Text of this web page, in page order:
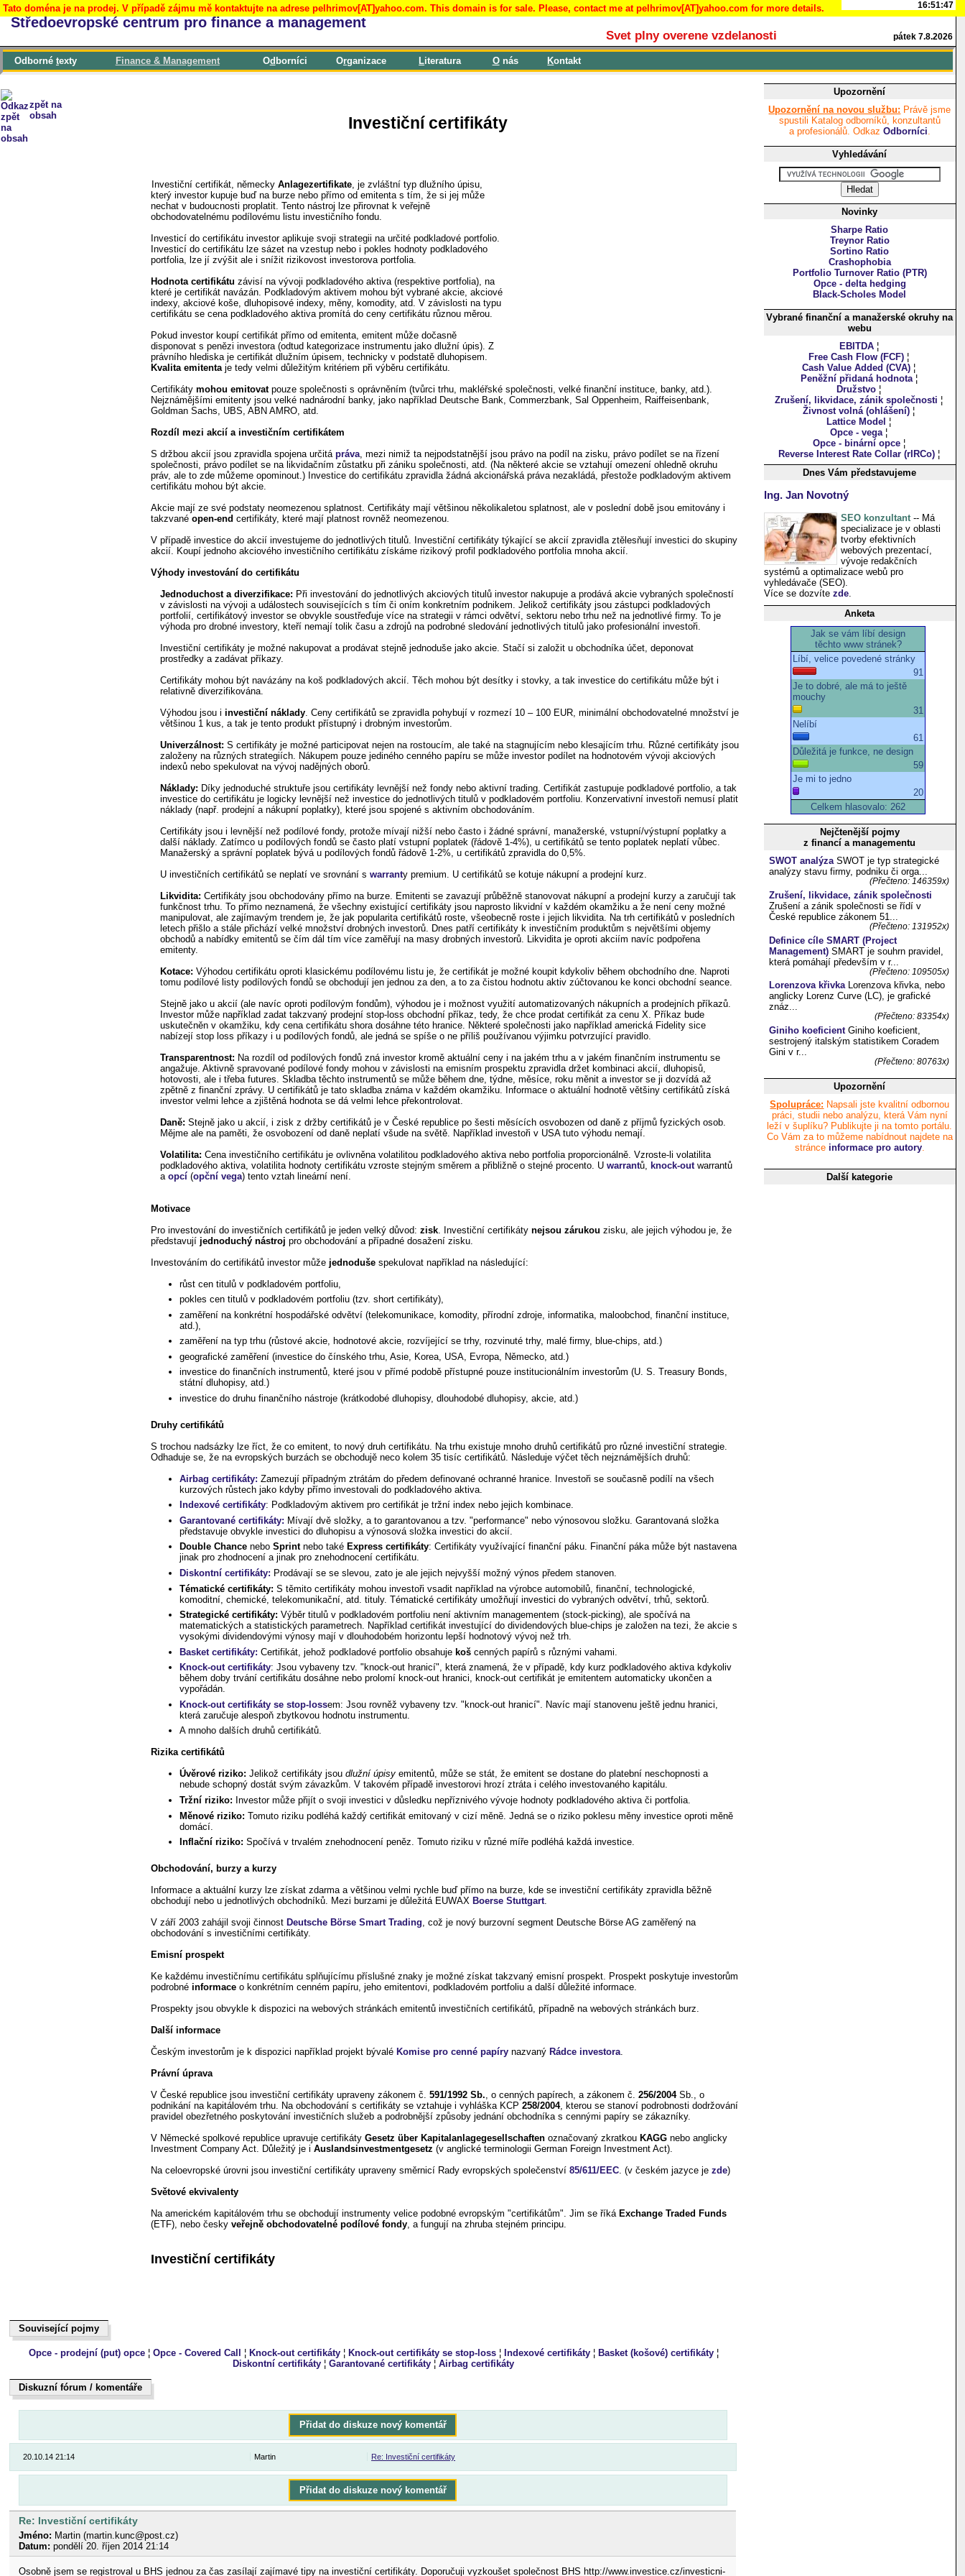
Tato doména je na prodej. V případě zájmu mě kontaktujte na adrese pelhrimov[AT]yahoo.com. This domain is for sale. Please, contact me at pelhrimov[AT]yahoo.com for more details.
Středoevropské centrum pro finance a management
Svet plny overene vzdelanosti pátek 7.8.2026
Odborné texty Finance & Management Od borníci Organizace Literatura Onás Kontakt
zpět na
obsah
Investiční certifikáty
Investiční certifikát, německyAnlagezertifikate , je zvláštní typ dlužního úpisu,
který investor kupuje buď na burze nebo přímo od emitenta s tím, že si jej může
nechat v budoucnosti proplatit. Tento nástroj lze přirovnat k veřejně
obchodovatelnému podílovému listu investičního fondu.
Investicí do certifikátu investor aplikuje svoji strategii na určité podkladové portfolio.
Investicí do certifikátu lze sázet na vzestup nebo i pokles hodnoty podkladového
portfolia, lze jí zvýšit ale i snížit rizikovost investorova portfolia.
Hodnota certifikátu závisí na vývoji podkladového aktiva (respektive portfolia), na
které je certifikát navázán. Podkladovým aktivem mohou být vybrané akcie, akciové
indexy, akciové koše, dluhopisové indexy, měny, komodity, atd. V závislosti na typu
certifikátu se cena podkladového aktiva promítá do ceny certifikátu různou měrou.
Pokud investor koupí certifikát přímo od emitenta, emitent může dočasně
disponovat s penězi investora (odtud kategorizace instrumentu jako dlužní úpis). Z
právního hlediska je certifikát dlužním úpisem, technicky v podstatě dluhopisem.
Kvalita emitenta je tedy velmi důležitým kritériem při výběru certifikátu.
Certifikátymohou emitovatpouze společnosti s oprávněním (tvůrci trhu, makléřské společnosti, velké finanční instituce, banky, atd.).
Nejznámějšími emitenty jsou velké nadnárodní banky, jako například Deutsche Bank, Commerzbank, Sal Oppenheim, Raiffeisenbank,
Goldman Sachs, UBS, ABN AMRO, atd.
Rozdíl mezi akcií a investičním certifikátem
S držbou akcií jsou zpravidla spojena určitápráva , mezi nimiž ta nejpodstatnější jsou právo na podíl na zisku, právo podílet se na řízení
společnosti, právo podílet se na likvidačním zůstatku při zániku společnosti, atd. (Na některé akcie se vztahují omezení ohledně okruhu
práv, ale to zde můžeme opominout.) Investice do certifikátu zpravidla žádná akcionářská práva nezakládá, přestože podkladovým aktivem
certifikátu mohou být akcie.
Akcie mají ze své podstaty neomezenou splatnost. Certifikáty mají většinou několikaletou splatnost, ale v poslední době jsou emitovány i
takzvanéopen-end certifikáty, které mají platnost rovněž neomezenou.
V případě investice do akcií investujeme do jednotlivých titulů. Investiční certifikáty týkající se akcií zpravidla ztělesňují investici do skupiny
akcií. Koupí jednoho akciového investičního certifikátu získáme rizikový profil podkladového portfolia mnoha akcií.
Výhody investování do certifikátu
Jednoduchost a diverzifikace: Při investování do jednotlivých akciových titulů investor nakupuje a prodává akcie vybraných společností
v závislosti na vývoji a událostech souvisejících s tím či oním konkretním podnikem. Jelikož certifikáty jsou zástupci podkladových
portfolií, certifikátový investor se obvykle soustřeďuje více na strategii v rámci odvětví, sektoru nebo trhu než na jednotlivé firmy. To je
výhoda pro drobné investory, kteří nemají tolik času a zdrojů na podrobné sledování jednotlivých titulů jako profesionální investoři.
Investiční certifikáty je možné nakupovat a prodávat stejně jednoduše jako akcie. Stačí si založit u obchodníka účet, deponovat
prostředky a zadávat příkazy.
Certifikáty mohou být navázány na koš podkladových akcií. Těch mohou být desítky i stovky, a tak investice do certifikátu může být i
relativně diverzifikována.
Výhodou jsou iinvestiční náklady . Ceny certifikátů se zpravidla pohybují v rozmezí 10 – 100 EUR, minimální obchodovatelné množství je
většinou 1 kus, a tak je tento produkt přístupný i drobným investorům.
Univerzálnost: S certifikáty je možné participovat nejen na rostoucím, ale také na stagnujícím nebo klesajícím trhu. Různé certifikáty jsou
založeny na různých strategiích. Nákupem pouze jediného cenného papíru se může investor podílet na hodnotovém vývoji akciových
indexů nebo spekulovat na vývoj nadějných oborů.
Náklady: Díky jednoduché struktuře jsou certifikáty levnější než fondy nebo aktivní trading. Certifikát zastupuje podkladové portfolio, a tak
investice do certifikátu je logicky levnější než investice do jednotlivých titulů v podkladovém portfoliu. Konzervativní investoři nemusí platit
náklady (např. prodejní a nákupní poplatky), které jsou spojené s aktivním obchodováním.
Certifikáty jsou i levnější než podílové fondy, protože mívají nižší nebo často i žádné správní, manažerské, vstupní/výstupní poplatky a
další náklady. Zatímco u podílových fondů se často platí vstupní poplatek (řádově 1-4%), u certifikátů se tento poplatek neplatí vůbec.
Manažerský a správní poplatek bývá u podílových fondů řádově 1-2%, u certifikátů zpravidla do 0,5%.
U investičních certifikátů se neplatí ve srovnání swarranty premium. U certifikátů se kotuje nákupní a prodejní kurz.
Likvidita: Certifikáty jsou obchodovány přímo na burze. Emitenti se zavazují průběžně stanovovat nákupní a prodejní kurzy a zaručují tak
funkčnost trhu. To přímo neznamená, že všechny existující certifikáty jsou naprosto likvidní v každém okamžiku a že není ceny možné
manipulovat, ale zajímavým trendem je, že jak popularita certifikátů roste, všeobecně roste i jejich likvidita. Na trh certifikátů v posledních
letech přišlo a stále přichází velké množství drobných investorů. Dnes patří certifikáty k investičním produktům s největšími objemy
obchodů a nabídky emitentů se čím dál tím více zaměřují na masy drobných investorů. Likvidita je oproti akciím navíc podpořena
emitenty.
Kotace: Výhodou certifikátu oproti klasickému podílovému listu je, že certifikát je možné koupit kdykoliv během obchodního dne. Naproti
tomu podílové listy podílových fondů se obchodují jen jednou za den, a to za čistou hodnotu aktiv zúčtovanou ke konci obchodní seance.
Stejně jako u akcií (ale navíc oproti podílovým fondům), výhodou je i možnost využití automatizovaných nákupních a prodejních příkazů.
Investor může například zadat takzvaný prodejní stop-loss obchodní příkaz, tedy, že chce prodat certifikát za cenu X. Příkaz bude
uskutečněn v okamžiku, kdy cena certifikátu shora dosáhne této hranice. Některé společnosti jako například americká Fidelity sice
nabízejí stop loss příkazy i u podílových fondů, ale jedná se spíše o ne příliš používanou výjimku potvrzující pravidlo.
Transparentnost: Na rozdíl od podílových fondů zná investor kromě aktuální ceny i na jakém trhu a v jakém finančním instrumentu se
angažuje. Aktivně spravované podílové fondy mohou v závislosti na emisním prospektu zpravidla držet kombinaci akcií, dluhopisů,
hotovosti, ale i třeba futures. Skladba těchto instrumentů se může během dne, týdne, měsíce, roku měnit a investor se ji dozvídá až
zpětně z finanční zprávy. U certifikátů je tato skladba známa v každém okamžiku. Informace o aktuální hodnotě většiny certifikátů získá
investor velmi lehce a zjištěná hodnota se dá velmi lehce překontrolovat.
Daně: Stejně jako u akcií, i zisk z držby certifikátů je v České republice po šesti měsících osvobozen od daně z příjmů fyzických osob.
Mějme ale na paměti, že osvobození od daně neplatí všude na světě. Například investoři v USA tuto výhodu nemají.
Volatilita: Cena investičního certifikátu je ovlivněna volatilitou podkladového aktiva nebo portfolia proporcionálně. Vzroste-li volatilita
podkladového aktiva, volatilita hodnoty certifikátu vzroste stejným směrem a přibližně o stejné procento. Uwarrantů, knock-out warrantů
aopcí (opční vega) tento vztah lineární není.
Motivace
Pro investování do investičních certifikátů je jeden velký důvod:zisk . Investiční certifikátynejsou zárukou zisku, ale jejich výhodou je, že
představují jednoduchý nástroj pro obchodování a případné dosažení zisku.
Investováním do certifikátů investor může jednoduše spekulovat například na následující:
růst cen titulů v podkladovém portfoliu,
pokles cen titulů v podkladovém portfoliu (tzv. short certifikáty),
zaměření na konkrétní hospodářské odvětví (telekomunikace, komodity, přírodní zdroje, informatika, maloobchod, finanční instituce,
atd.),
zaměření na typ trhu (růstové akcie, hodnotové akcie, rozvíjející se trhy, rozvinuté trhy, malé firmy, blue-chips, atd.)
geografické zaměření (investice do čínského trhu, Asie, Korea, USA, Evropa, Německo, atd.)
investice do finančních instrumentů, které jsou v přímé podobě přístupné pouze institucionálním investorům (U. S. Treasury Bonds,
státní dluhopisy, atd.)
investice do druhu finančního nástroje (krátkodobé dluhopisy, dlouhodobé dluhopisy, akcie, atd.)
Druhy certifikátů
S trochou nadsázky lze říct, že co emitent, to nový druh certifikátu. Na trhu existuje mnoho druhů certifikátů pro různé investiční strategie.
Odhaduje se, že na evropských burzách se obchodujě neco kolem 35 tisíc certifikátů. Následuje výčet těch nejznámějších druhů:
Airbag certifikáty: Zamezují případným ztrátám do předem definované ochranné hranice. Investoři se současně podílí na všech
kurzových růstech jako kdyby přímo investovali do podkladového aktiva.
Indexové certifikáty: Podkladovým aktivem pro certifikát je tržní index nebo jejich kombinace.
Garantované certifikáty: Mívají dvě složky, a to garantovanou a tzv. "performance" nebo výnosovou složku. Garantovaná složka
představuje obvykle investici do dluhopisu a výnosová složka investici do akcií.
Double Chance neboSprintnebo také Express certifikáty: Certifikáty využívající finanční páku. Finanční páka může být nastavena
jinak pro zhodnocení a jinak pro znehodnocení certifikátu.
Diskontní certifikáty: Prodávají se se slevou, zato je ale jejich nejvyšší možný výnos předem stanoven.
Tématické certifikáty: S těmito certifikáty mohou investoři vsadit například na výrobce automobilů, finanční, technologické,
komoditní, chemické, telekomunikační, atd. tituly. Tématické certifikáty umožňují investici do vybraných odvětví, trhů, sektorů.
Strategické certifikáty: Výběr titulů v podkladovém portfoliu není aktivním managementem (stock-picking), ale spočívá na
matematických a statistických parametrech. Například certifikát investující do dividendových blue-chips je založen na tezi, že akcie s
vysokými dividendovými výnosy mají v dlouhodobém horizontu lepší hodnotový vývoj než trh.
Basket certifikáty: Certifikát, jehož podkladové portfolio obsahujekoš cenných papírů s různými vahami.
Knock-out certifikáty: Jsou vybaveny tzv. "knock-out hranicí", která znamená, že v případě, kdy kurz podkladového aktiva kdykoliv
během doby trvání certifikátu dosáhne nebo prolomí knock-out hranici, knock-out certifikát je emitentem automaticky ukončen a
vypořádán.
Knock-out certifikáty se stop-lossem: Jsou rovněž vybaveny tzv. "knock-out hranicí". Navíc mají stanovenu ještě jednu hranici,
která zaručuje alespoň zbytkovou hodnotu instrumentu.
A mnoho dalších druhů certifikátů.
Rizika certifikátů
Úvěrové riziko: Jelikož certifikáty jsoudlužní úpisy emitentů, může se stát, že emitent se dostane do platební neschopnosti a
nebude schopný dostát svým závazkům. V takovém případě investorovi hrozí ztráta i celého investovaného kapitálu.
Tržní riziko: Investor může přijít o svoji investici v důsledku nepříznivého vývoje hodnoty podkladového aktiva či portfolia.
Měnové riziko: Tomuto riziku podléhá každý certifikát emitovaný v cizí měně. Jedná se o riziko poklesu měny investice oproti měně
domácí.
Inflační riziko: Spočívá v trvalém znehodnocení peněz. Tomuto riziku v různé míře podléhá každá investice.
Obchodování, burzy a kurzy
Informace a aktuální kurzy lze získat zdarma a většinou velmi rychle buď přímo na burze, kde se investiční certifikáty zpravidla běžně
obchodují nebo u jednotlivých obchodníků. Mezi burzami je důležitá EUWAXBoerse Stuttgart
V září 2003 zahájil svoji činnostDeutsche Börse Smart Trading , což je nový burzovní segment Deutsche Börse AG zaměřený na
obchodování s investičními certifikáty.
Emisní prospekt
Ke každému investičnímu certifikátu splňujícímu příslušné znaky je možné získat takzvaný emisní prospekt. Prospekt poskytuje investorům
podrobnéinformace o konkrétním cenném papíru, jeho emitentovi, podkladovém portfoliu a další důležité informace.
Prospekty jsou obvykle k dispozici na webových stránkách emitentů investičních certifikátů, případně na webových stránkách burz.
Další informace
Českým investorům je k dispozici například projekt bývaléKomise pro cenné papíry nazvanýRádce investora
Právní úprava
V České republice jsou investiční certifikáty upraveny zákonem č.591/1992 Sb. , o cenných papírech, a zákonem č.256/2004Sb., o
podnikání na kapitálovém trhu. Na obchodování s certifikáty se vztahuje i vyhláška KCP258/2004, kterou se stanoví podrobnosti dodržování
pravidel obezřetného poskytování investičních služeb a podrobnější způsoby jednání obchodníka s cennými papíry se zákazníky.
V Německé spolkové republice upravuje certifikátyGesetz über Kapitalanlagegesellschaften označovaný zkratkouKAGG nebo anglicky
Investment Company Act. Důležitý je iAuslandsinvestmentgesetz (v anglické terminologii German Foreign Investment Act).
Na celoevropské úrovni jsou investiční certifikáty upraveny směrnicí Rady evropských společenství85/611/EEC . (v českém jazyce jezde)
Světové ekvivalenty
Na americkém kapitálovém trhu se obchodují instrumenty velice podobné evropským "certifikátům". Jim se říkáExchange Traded Funds
(ETF), nebo českyveřejně obchodovatelné podílové fondy , a fungují na zhruba stejném principu.
Investiční certifikáty
Související pojmy
Související pojmy
Opce - prodejní (put) opce¦ Opce - Covered Call ¦ Knock-out certifikáty¦ Knock-out certifikáty se stop-loss¦ Indexové certifikáty¦ Basket (košové) certifikáty¦
Diskontní certifikáty ¦Garantované certifikáty ¦Airbag certifikáty
Diskuzní fórum / komentáře
Dukiszín fmóur / kteoeřnám
Přidat do diskuze nový komentář
20.10.14 21:14 Martin Re: Investiční certifikáty
Přidat do diskuze nový komentář
Re: Investiční certifikáty
Jméno: Martin (martin.kunc@post.cz)
Datum: pondělí 20. říjen 2014 21:14
Osobně jsem se registroval u BHS jednou za čas zasílají zajímavé tipy na investiční certifikáty. Doporučuji vyzkoušet společnost BHS http://www.investice.cz/investicni-
Upozornění
Upozornění na novou službu: Právě jsme
spustili Katalog odborníků, konzultantů
a profesionálů. Odkaz Odborníci.
Vyhledávání
Novinky
Sharpe Ratio
Treynor Ratio
Sortino Ratio
Crashophobia
Portfolio Turnover Ratio (PTR)
Opce - delta hedging
Black-Scholes Model
Vybrané finanční a manažerské okruhy na
webu
EBITDA¦
Free Cash Flow (FCF) ¦
Cash Value Added (CVA) ¦
Peněžní přidaná hodnota¦
Družstvo ¦
Zrušení, likvidace, zánik společnosti ¦
Živnost volná (ohlášení) ¦
Lattice Model ¦
Opce - vega ¦
Opce - binární opce¦
Reverse Interest Rate Collar (rIRCo)¦
Dnes Vám představujeme
Ing. Jan Novotný
SEO konzultant-- Má
specializace je v oblasti
tvorby efektivních
webových prezentací,
vývoje redakčních
systémů a optimalizace webů pro
vyhledávače (SEO).
Více se dozvítezde.
Anketa
Nejčtenější pojmy
z financí a managementu
SWOT analýzaSWOT je typ strategické
analýzy stavu firmy, podniku či orga...
(Přečteno: 146359x)
Zrušení, likvidace, zánik společnosti
Zrušení a zánik společnosti se řídí v
České republice zákonem 51...
(Přečteno: 131952x)
Definice cíle SMART (Project
Management)SMART je souhrn pravidel,
která pomáhají především v r...
(Přečteno: 109505x)
Lorenzova křivkaLorenzova křivka, nebo
anglicky Lorenz Curve (LC), je grafické
znáz...
(Přečteno: 83354x)
Giniho koeficientGiniho koeficient,
sestrojený italským statistikem Coradem
Gini v r...
(Přečteno: 80763x)
Upozornění
Spolupráce: Napsali jste kvalitní odbornou
práci, studii nebo analýzu, která Vám nyní
leží v šuplíku? Publikujte ji na tomto portálu.
Co Vám za to můžeme nabídnout najdete na
stránce informace pro autory.
Další kategorie